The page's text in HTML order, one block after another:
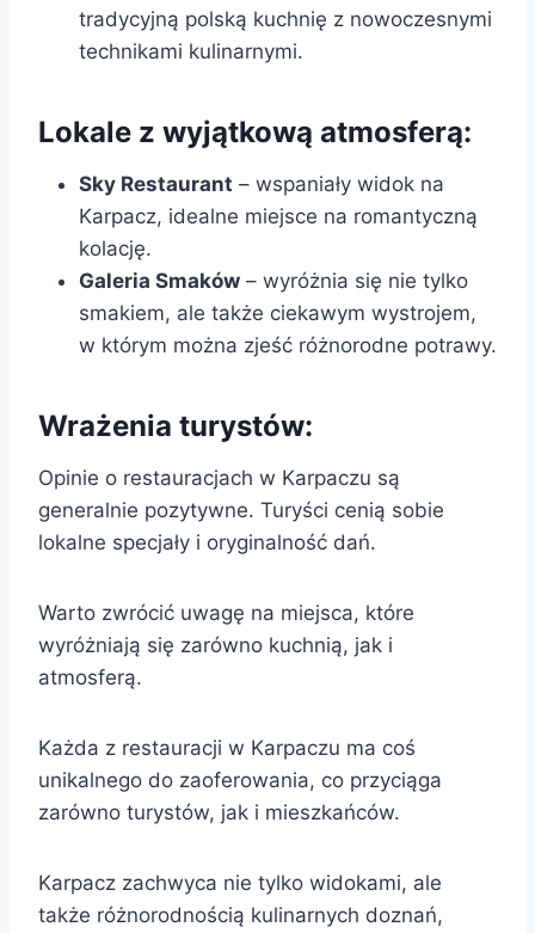
tradycyjną polską kuchnię z nowoczesnymi
technikami kulinarnymi.
Lokale z wyjątkową atmosferą:
Sky Restaurant – wspaniały widok na
Karpacz, idealne miejsce na romantyczną
kolację.
Galeria Smaków – wyróżnia się nie tylko
smakiem, ale także ciekawym wystrojem,
w którym można zjeść różnorodne potrawy.
Wrażenia turystów:
Opinie o restauracjach w Karpaczu są
generalnie pozytywne. Turyści cenią sobie
lokalne specjały i oryginalność dań.
Warto zwrócić uwagę na miejsca, które
wyróżniają się zarówno kuchnią, jak i
atmosferą.
Każda z restauracji w Karpaczu ma coś
unikalnego do zaoferowania, co przyciąga
zarówno turystów, jak i mieszkańców.
Karpacz zachwyca nie tylko widokami, ale
także różnorodnością kulinarnych doznań,